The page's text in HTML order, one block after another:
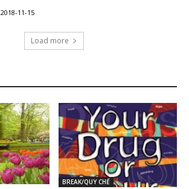
2018-11-15
Load more
BREAK/QUY CHẾ